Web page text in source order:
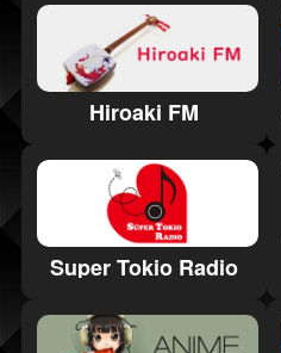
Hiroaki FM
Super Tokio Radio